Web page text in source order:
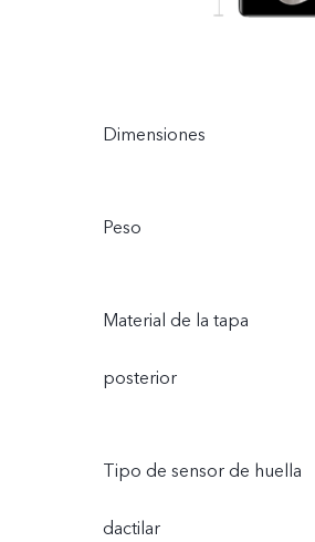
Dimensiones
Peso
Material de la tapa
posterior
Tipo de sensor de huella
dactilar